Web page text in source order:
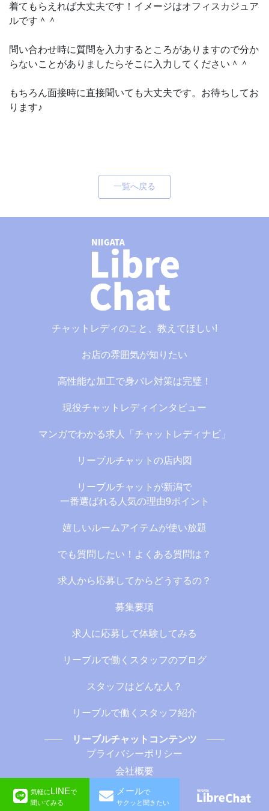
着てもらえれば大丈夫です！イメージはオフィスカジュア
ルです＾＾
問い合わせ時に質問を入力するところがありますので分か
らないことがありましたらそこに入力してください＾＾
もちろん面接時に直接聞いても大丈夫です。お待ちしてお
ります♪
一覧へ戻る
チャットレディのこと、教えてほしい!
お店の雰囲気が知りたい
高性能な加工で身バレ対策は完璧！
現役チャットレディインタビュー
マンガでわかる求人「チャットレディナビ」
リーブルチャットの店内図
リーブルチャットが新潟で
一番選ばれる人気の理由9ポイント
嬉しいルームアイテムが使い放題
でも質問したい！よくある質問は？
求人から応募してからどうするの？
募集要項
求人に応募して体験してみる
リーブルで働くスタッフのブログ
スタッフはどんな人？
リーブルで働くスタッフ紹介
リーブルチャットコンテンツ
プライバシーポリシー
会社概要
©︎LibreChat
気軽にLINEで
聞いてみる
メールで
サクッと聞きたい